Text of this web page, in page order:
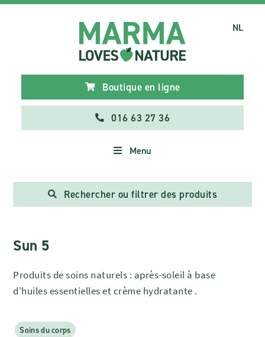
Boutique en ligne
016 63 27 36
Menu
NL
Rechercher ou filtrer des produits
Sun 5
Produits de soins naturels : après-soleil à base
d'huiles essentielles et crème hydratante .
Soins du corps